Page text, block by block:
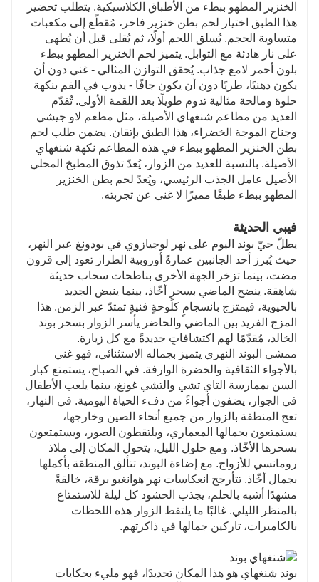
الخنزير المطهو ​​ببطء من الأطباق الكلاسيكية. يتطلب تحضير
هذا الطبق اختيار لحم بطن خنزير فاخر، مُقطّع إلى مكعبات
متساوية الحجم. يُسلق اللحم أولًا، ثم يُقلى قبل أن يُطهى
على نار هادئة مع التوابل. يتميز لحم الخنزير المطهو ​​ببطء
بلون أحمر لامع جذاب. يُحقق التوازن المثالي - غني دون أن
يكون دهنيًا، طريًا دون أن يكون جافًا - يذوب في الفم بنكهة
حلوة ومالحة مثالية تدوم طويلًا بعد اللقمة الأولى. تُقدّم
العديد من مطاعم شنغهاي الأصيلة، مثل مطعم لاو جيشي
وجناح الموجة الخضراء، هذا الطبق بإتقان. يضمن طلب لحم
بطن الخنزير المطهو ​​ببطء في هذه المطاعم نكهة شنغهاي
الأصيلة. بالنسبة للعديد من الزوار، يُعدّ تذوق المطبخ المحلي
الأصيل عامل الجذب الرئيسي، ويُعدّ لحم بطن الخنزير
المطهو ​​ببطء طبقًا مميزًا لا غنى عن تجربته.
فيبي الحديثة
يطلّ حيّ بوند اليوم على نهر لوجيازوي في بودونغ عبر النهر،
حيث يُبرز أحد الجانبين عمارةً أوروبية الطراز تعود إلى قرون
مضت، بينما تزخر الجهة الأخرى بناطحات سحاب حديثة
شاهقة. ينضح الماضي بسحرٍ أخّاذ، بينما ينبض الجديد
بالحيوية، فيمتزج بانسجامٍ كلوحةٍ فنيةٍ تمتدّ عبر الزمن. هذا
المزج الفريد بين الماضي والحاضر يأسر الزوار بسحر بوند
الخالد، مُقدّمًا لهم اكتشافاتٍ جديدةً مع كل زيارة.
ممشى البوند النهري يتميز بجماله الاستثنائي، فهو غني
بالأجواء الثقافية والخضرة الوارفة. في الصباح، يستمتع كبار
السن بممارسة التاي تشي والتشي غونغ، بينما يلعب الأطفال
في الجوار، يضفون أجواءً من دفء الحياة اليومية. في النهار،
تعج المنطقة بالزوار من جميع أنحاء الصين وخارجها،
يستمتعون بجمالها المعماري، ويلتقطون الصور، ويستمتعون
بسحرها الأخّاذ. ومع حلول الليل، يتحول المكان إلى ملاذ
رومانسي للأزواج. مع إضاءة البوند، تتألق المنطقة بأكملها
بجمال أخّاذ. تتأرجح انعكاسات نهر هوانغبو برقة، خالقةً
مشهدًا أشبه بالحلم، يجذب الحشود كل ليلة للاستمتاع
بالمنظر الليلي. غالبًا ما يلتقط الزوار هذه اللحظات
بالكاميرات، تاركين جمالها في ذاكرتهم.
بوند شنغهاي هو هذا المكان تحديدًا، فهو مليء بحكايات